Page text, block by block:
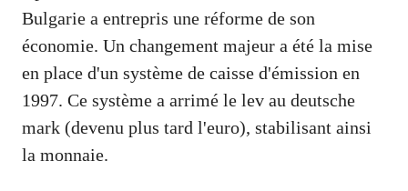
Bulgarie a entrepris une réforme de son
économie. Un changement majeur a été la mise
en place d'un système de caisse d'émission en
1997. Ce système a arrimé le lev au deutsche
mark (devenu plus tard l'euro), stabilisant ainsi
la monnaie.